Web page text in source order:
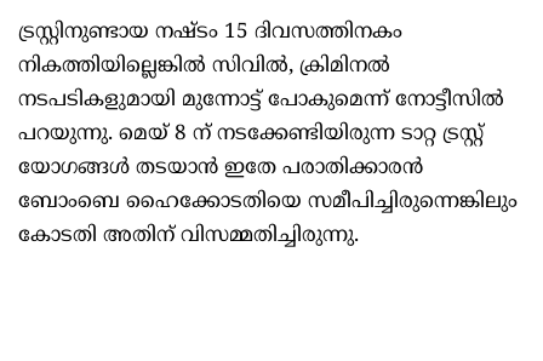
ട്രസ്റ്റിനുണ്ടായ നഷ്ടം 15 ദിവസത്തിനകം
നികത്തിയില്ലെങ്കിൽ സിവിൽ, ക്രിമിനൽ
നടപടികളുമായി മുന്നോട്ട് പോകുമെന്ന് നോട്ടീസില്‍
പറയുന്നു. മെയ് 8 ന് നടക്കേണ്ടിയിരുന്ന ടാറ്റ ട്രസ്റ്റ്
യോഗങ്ങൾ തടയാൻ ഇതേ പരാതിക്കാരൻ
ബോംബെ ഹൈക്കോടതിയെ സമീപിച്ചിരുന്നെങ്കിലും
കോടതി അതിന് വിസമ്മതിച്ചിരുന്നു.